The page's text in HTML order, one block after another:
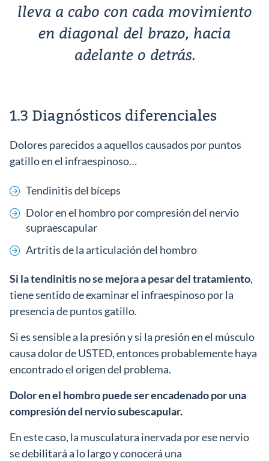
lleva a cabo con cada movimiento
en diagonal del brazo, hacia
adelante o detrás.
1.3 Diagnósticos diferenciales
Dolores parecidos a aquellos causados por puntos
gatillo en el infraespinoso…
Tendinitis del bíceps
Dolor en el hombro por compresión del nervio
supraescapular
Artritis de la articulación del hombro
Si la tendinitis no se mejora a pesar del tratamiento,
tiene sentido de examinar el infraespinoso por la
presencia de puntos gatillo.
Si es sensible a la presión y si la presión en el músculo
causa dolor de USTED, entonces probablemente haya
encontrado el origen del problema.
Dolor en el hombro puede ser encadenado por una
compresión del nervio subescapular.
En este caso, la musculatura inervada por ese nervio
se debilitará a lo largo y conocerá una